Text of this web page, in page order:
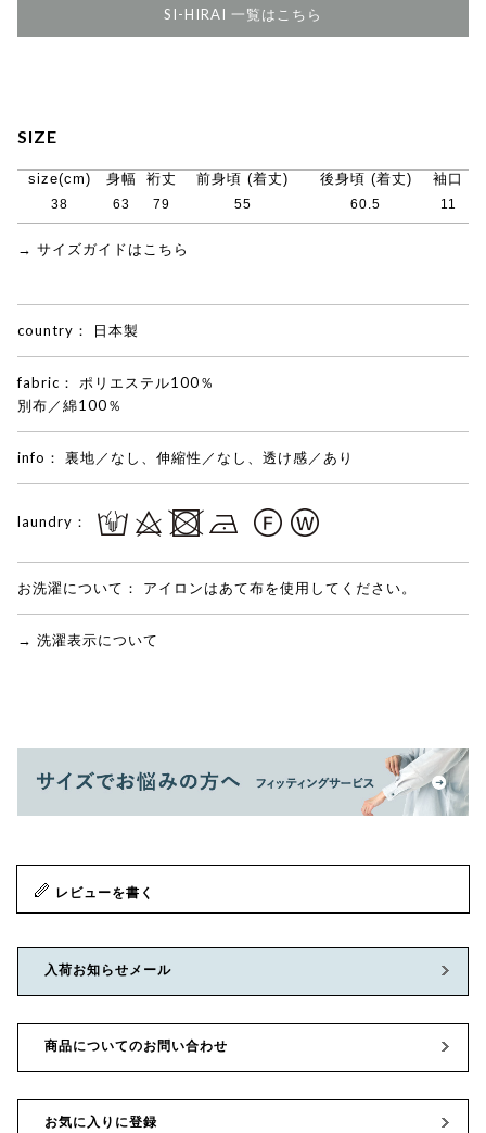
SI-HIRAI 一覧はこちら
SIZE
size(cm) 身幅 裄丈 前身頃 (着丈) 後身頃 (着丈) 袖口
38 63 79 55 60.5 11
→ サイズガイドはこちら
country： 日本製
fabric：
ポリエステル100％
別布／綿100％
info： 裏地／なし、伸縮性／なし、透け感／あり
laundry：
お洗濯について： アイロンはあて布を使用してください。
→ 洗濯表示について
レビューを書く
入荷お知らせメール
商品についてのお問い合わせ
お気に入りに登録